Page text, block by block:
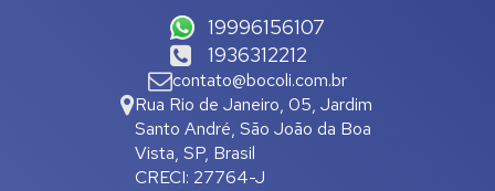
19996156107
1936312212
contato@bocoli.com.br
Rua Rio de Janeiro, 05, Jardim
Santo André, São João da Boa
Vista, SP, Brasil
CRECI: 27764-J